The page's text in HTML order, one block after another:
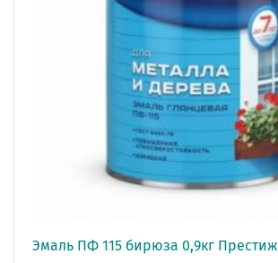
Эмаль ПФ 115 бирюза 0,9кг Престиж